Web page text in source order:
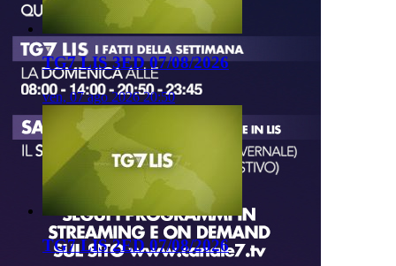
TG7 LIS 3ED 07/08/2026
ven, 07 ago 2026 20:50
TG7 LIS 2ED 07/08/2026